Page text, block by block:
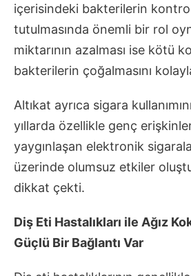
içerisindeki bakterilerin
tutulmasında önemli bir rol
miktarının azalması ise kötü
bakterilerin çoğalmasını
Altıkat ayrıca sigara
yıllarda özellikle genç
yaygınlaşan elektronik
üzerinde olumsuz etkiler
dikkat çekti.
Diş Eti Hastalıkları ile Ağız
Güçlü Bir Bağlantı Var